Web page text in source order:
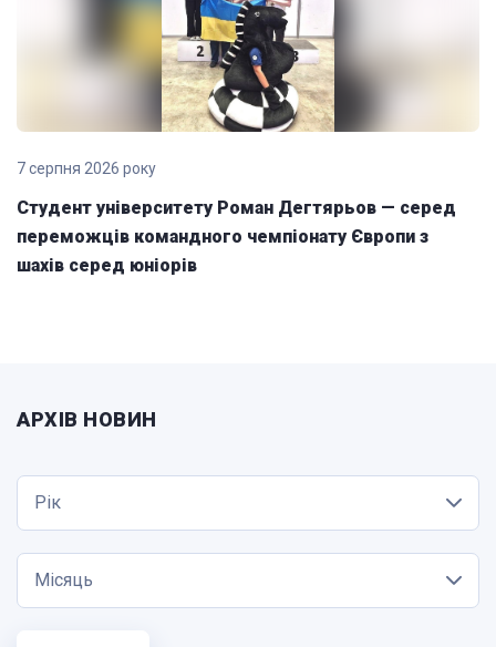
7 серпня 2026 року
Студент університету Роман Дегтярьов — серед
переможців командного чемпіонату Європи з
шахів серед юніорів
АРХІВ НОВИН
Рік
Місяць